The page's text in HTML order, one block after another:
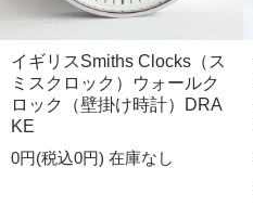
イギリスSmiths Clocks（ス
ミスクロック）ウォールク
ロック（壁掛け時計）DRA
KE
0円(税込0円) 在庫なし